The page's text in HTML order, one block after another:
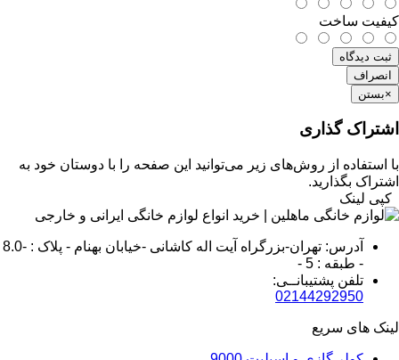
کیفیت ساخت
ثبت دیدگاه
انصراف
×بستن
اشتراک گذاری
با استفاده از روش‌های زیر می‌توانید این صفحه را با دوستان خود به
اشتراک بگذارید.
کپی لینک
آدرس: تهران-بزرگراه آیت اله کاشانی -خیابان بهنام - پلاک : -8.0
- طبقه : 5 -
تلفن پشتیبانــی:
02144292950
لینک های سریع